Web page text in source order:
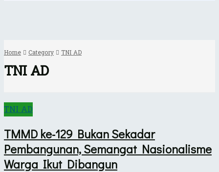
Home Category TNI AD
TNI AD
TNI AD
TMMD ke-129 Bukan Sekadar
Pembangunan, Semangat Nasionalisme
Warga Ikut Dibangun